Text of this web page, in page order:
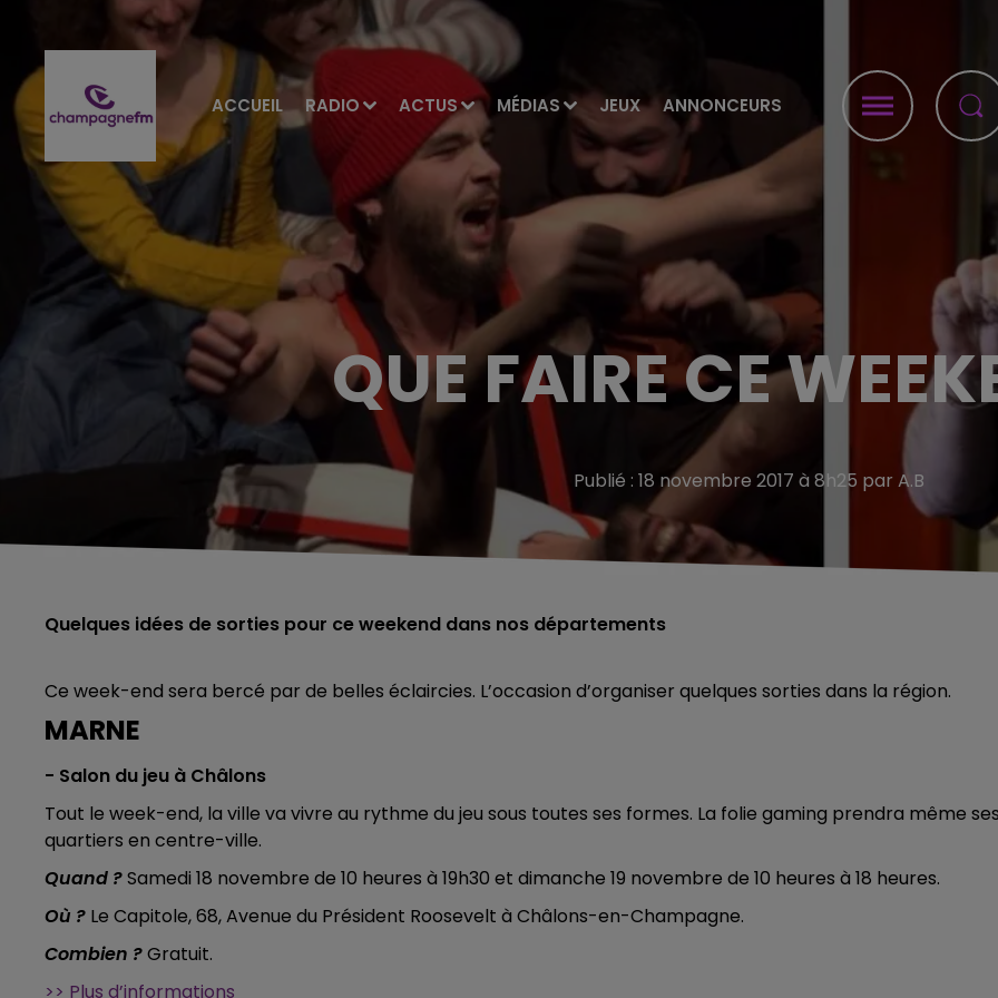
ACCUEIL RADIO ACTUS MÉDIAS JEUX ANNONCEURS
QUE FAIRE CE
Publié : 18 novembre 2017 à 8h25 par A.B
Quelques idées de sorties pour ce weekend dans nos départements
Ce week-end sera bercé par de belles éclaircies. L’occasion d’organiser quelques sorties dans la région.
MARNE
- Salon du jeu à Châlons
Tout le week-end, la ville va vivre au rythme du jeu sous toutes ses formes. La folie gaming prendra même ses
quartiers en centre-ville.
Quand ?Samedi 18 novembre de 10 heures à 19h30 et dimanche 19 novembre de 10 heures à 18 heures.
Où ? Le Capitole, 68, Avenue du Président Roosevelt à Châlons-en-Champagne.
Combien ?Gratuit.
>> Plus d’informations